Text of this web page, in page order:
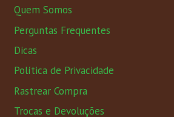
Quem Somos
Perguntas Frequentes
Dicas
Política de Privacidade
Rastrear Compra
Trocas e Devoluções